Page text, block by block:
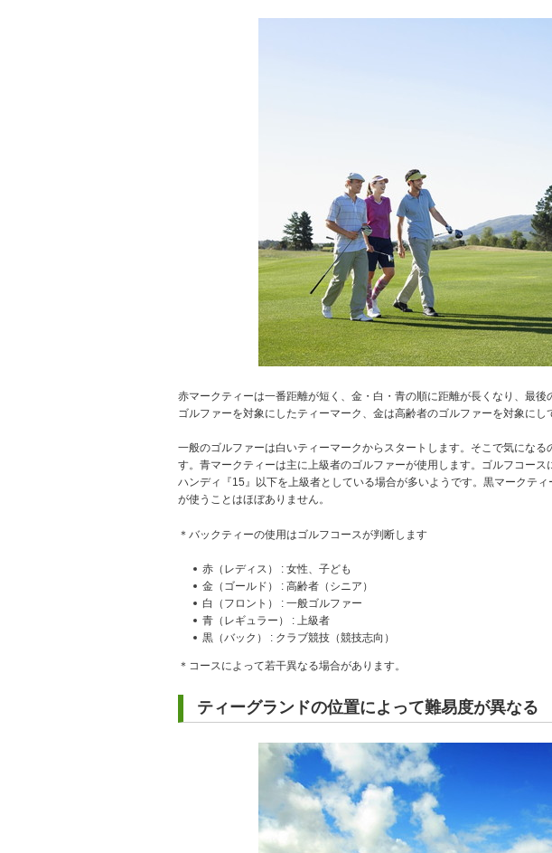
赤マークティーは一番距離が短く、金・白・青の順に距離が長くなり、最
ゴルファーを対象にしたティーマーク、金は高齢者のゴルファーを対象にし
一般のゴルファーは白いティーマークからスタートします。そこで気にな
す。青マークティーは主に上級者のゴルファーが使用します。ゴルフコー
ハンディ『15』以下を上級者としている場合が多いようです。黒マークテ
が使うことはほぼありません。
＊バックティーの使用はゴルフコースが判断します
赤（レディス） : 女性、子ども
金（ゴールド） : 高齢者（シニア）
白（フロント） : 一般ゴルファー
青（レギュラー） : 上級者
黒（バック） : クラブ競技（競技志向）
＊コースによって若干異なる場合があります。
ティーグランドの位置によって難易度が異なる